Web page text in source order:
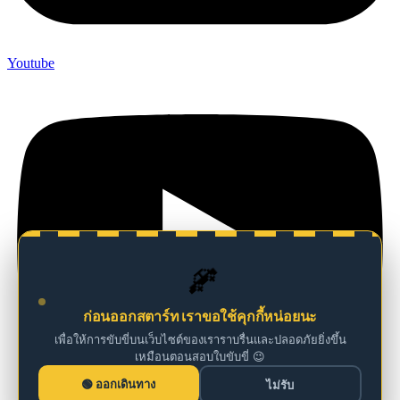
🚗
ก่อนออกสตาร์ท เราขอใช้คุกกี้หน่อยนะ
เพื่อให้การขับขี่บนเว็บไซต์ของเราราบรื่นและปลอดภัยยิ่งขึ้น
เหมือนตอนสอบใบขับขี่ 😉
ออกเดินทาง
ไม่รับ
Youtube